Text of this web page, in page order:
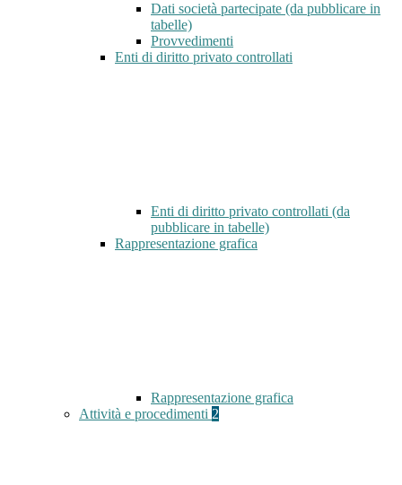
Dati società partecipate (da pubblicare in
tabelle)
Provvedimenti
Enti di diritto privato controllati
Enti di diritto privato controllati (da
pubblicare in tabelle)
Rappresentazione grafica
Rappresentazione grafica
Attività e procedimenti 2